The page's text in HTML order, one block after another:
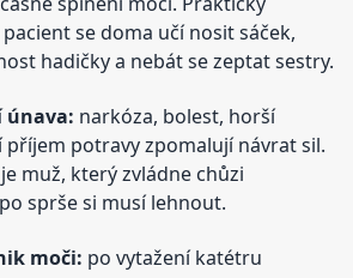
se doma učí nosit sáček,
hadičky a nebát se zeptat sestry.
únava: narkóza, bolest, horší
příjem potravy zpomalují návrat sil.
muž, který zvládne chůzi
sprše si musí lehnout.
moči: po vytažení katétru